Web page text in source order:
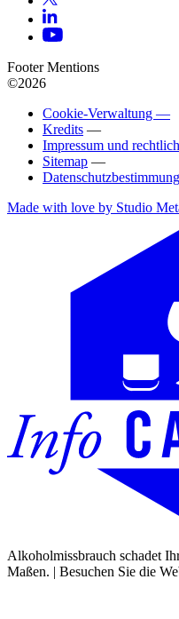
Footer Mentions
©2026
Cookie-Verwaltung —
Kredits —
Impressum und
Sitemap —
Made with love by Studio
Alkoholmissbrauch schadet
Maßen. | Besuchen Sie die